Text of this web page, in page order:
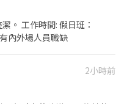
班：
內外場人員職缺
2小時前